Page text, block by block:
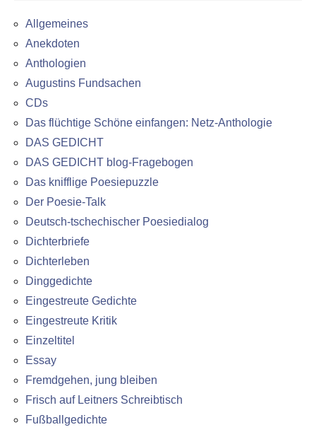
Allgemeines
Anekdoten
Anthologien
Augustins Fundsachen
CDs
Das flüchtige Schöne einfangen: Netz-Anthologie
DAS GEDICHT
DAS GEDICHT blog-Fragebogen
Das knifflige Poesiepuzzle
Der Poesie-Talk
Deutsch-tschechischer Poesiedialog
Dichterbriefe
Dichterleben
Dinggedichte
Eingestreute Gedichte
Eingestreute Kritik
Einzeltitel
Essay
Fremdgehen, jung bleiben
Frisch auf Leitners Schreibtisch
Fußballgedichte